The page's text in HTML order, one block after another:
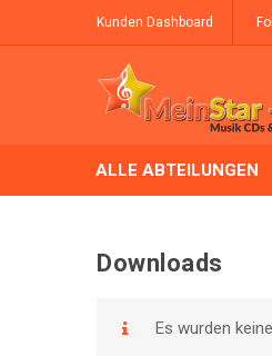
Kunden Dashboard
ALLE ABTEILUNGEN
Skip to content
Downloads
Es wurden